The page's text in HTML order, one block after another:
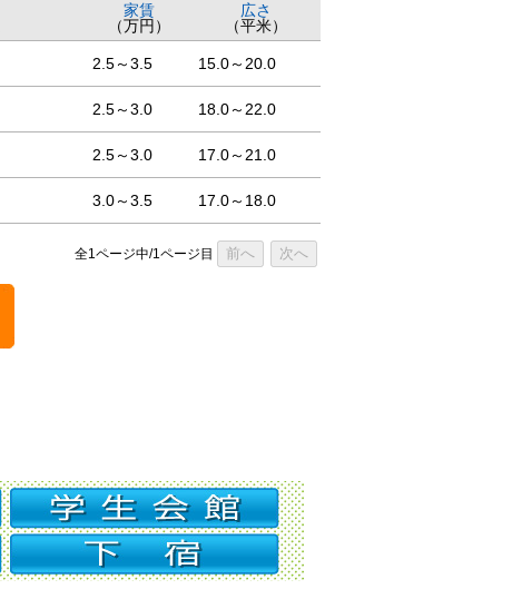
家賃
（万円）
広さ
（平米）
2.5～3.5 15.0～20.0
2.5～3.0 18.0～22.0
2.5～3.0 17.0～21.0
3.0～3.5 17.0～18.0
全1ページ中/1ページ目 前へ 次へ